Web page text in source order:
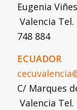
Eugenia
Valencia Tel.
748 884
ECUADOR
C/ Marques
Valencia Tel.